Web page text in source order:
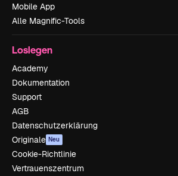
Mobile App
Alle Magnific-Tools
Loslegen
Academy
Dokumentation
Support
AGB
Datenschutzerklärung
Originale Neu
Cookie-Richtlinie
Vertrauenszentrum